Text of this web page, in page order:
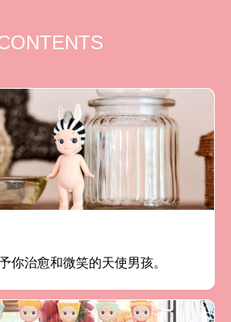
你治愈和微笑的天使男孩。